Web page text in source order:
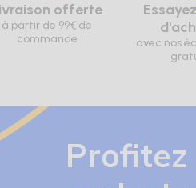
offerte
à partir de 99€ de
commande
avec nos